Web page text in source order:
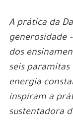
A prática da
generosidade
dos
seis paramitas
energia
inspiram a
sustentadora